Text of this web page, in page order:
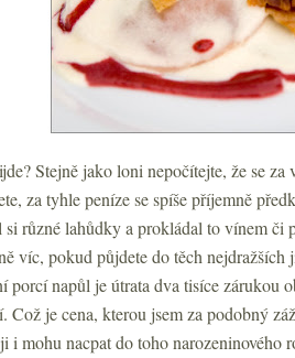
Stejně jako loni nepočítejte, že se
za tyhle peníze se spíše příjemně
si různé lahůdky a prokládal to vínem či
víc, pokud půjdete do těch
porcí napůl je útrata dva tisíce zárukou
Což je cena, kterou jsem za podobný
i mohu nacpat do toho narozeninového